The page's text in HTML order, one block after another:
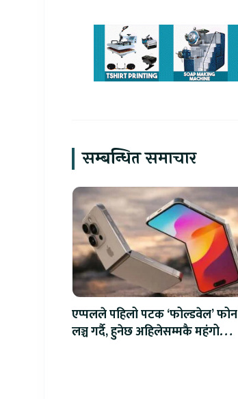
सम्बन्धित समाचार
एप्पलले पहिलो पटक ‘फोल्डवेल’ फोन
लञ्च गर्दै, हुनेछ अहिलेसम्मकै महंगो